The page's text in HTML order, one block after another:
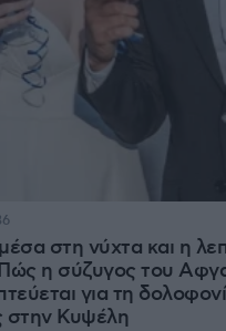
στη νύχτα και η
η σύζυγος του
για τη
στην Κυψέλη